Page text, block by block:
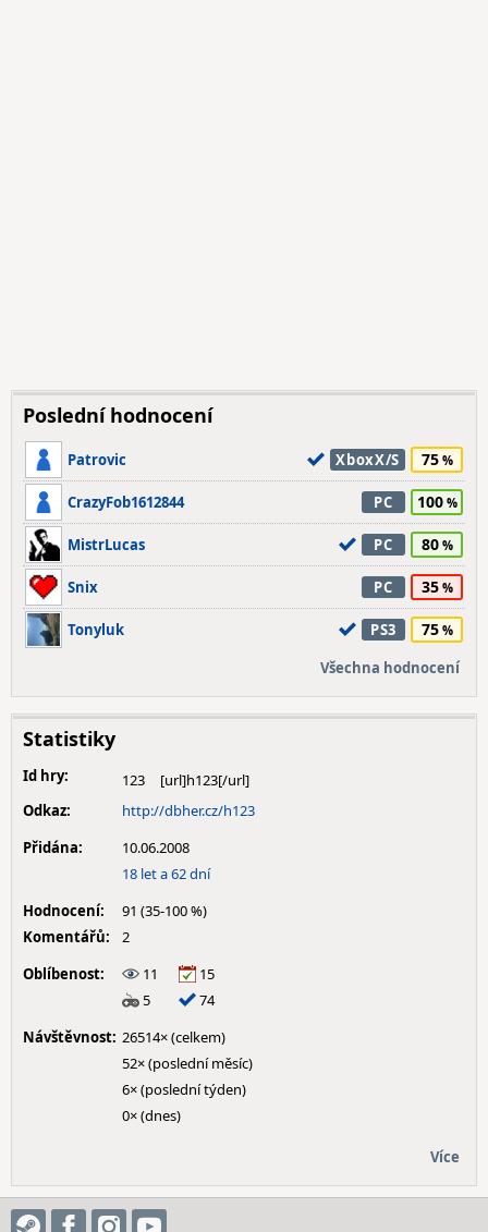
Poslední hodnocení
Patrovic XboxX/S 75
CrazyFob1612844 PC 100
MistrLucas PC 80
Snix PC 35
Tonyluk PS3 75
Všechna hodnocení
Statistiky
Id hry:
123
Odkaz:
http://dbher.cz/h123
Přidána:
10.06.2008
18 let a 62 dní
Hodnocení:
91 (35-100 %)
Komentářů:
2
Oblíbenost:
11
15
5
74
Návštěvnost: 26514× (celkem)
52× (poslední měsíc)
6× (poslední týden)
0× (dnes)
Více